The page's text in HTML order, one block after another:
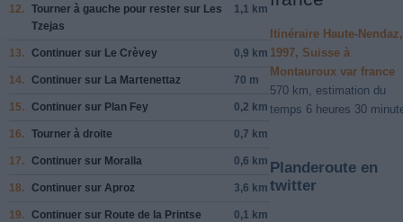
12. Tourner à gauche pour rester sur Les
Tzejas
1,1 km
13. Continuer sur Le Crèvey 0,9 km
14. Continuer sur La Martenettaz 70 m
15. Continuer sur Plan Fey 0,2 km
16. Tourner à droite 0,7 km
17. Continuer sur Moralla 0,6 km
18. Continuer sur Aproz 3,6 km
19. Continuer sur Route de la Printse 0,1 km
Itinéraire Haute-Nendaz,
1997, Suisse à
Montauroux var france
570 km, estimation du
temps 6 heures 30
Planderoute en
twitter